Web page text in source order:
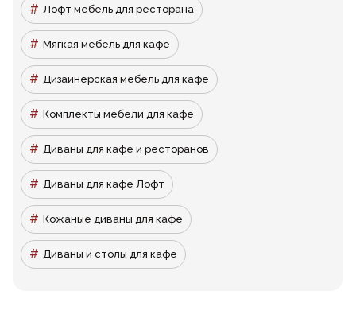
Лофт мебель для ресторана
Мягкая мебель для кафе
Дизайнерская мебель для кафе
Комплекты мебели для кафе
Диваны для кафе и ресторанов
Диваны для кафе Лофт
Кожаные диваны для кафе
Диваны и столы для кафе